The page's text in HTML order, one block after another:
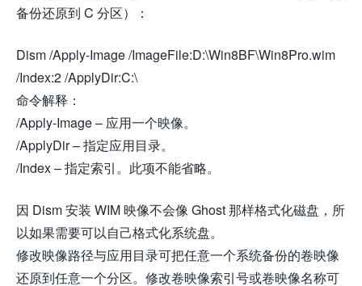
备份还原到 C 分区）：
Dism /Apply-Image /ImageFile:D:\Win8BF\Win8Pro.wim
/Index:2 /ApplyDir:C:\
命令解释：
/Apply-Image – 应用一个映像。
/ApplyDir – 指定应用目录。
/Index – 指定索引。此项不能省略。
因 Dism 安装 WIM 映像不会像 Ghost 那样格式化磁盘，所
以如果需要可以自己格式化系统盘。
修改映像路径与应用目录可把任意一个系统备份的卷映像
还原到任意一个分区。修改卷映像索引号或卷映像名称可